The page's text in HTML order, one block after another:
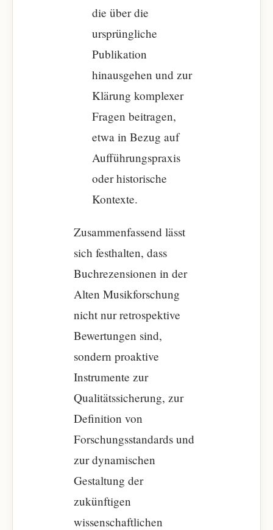
die über die
ursprüngliche
Publikation
hinausgehen und zur
Klärung komplexer
Fragen beitragen,
etwa in Bezug auf
Aufführungspraxis
oder historische
Kontexte.
Zusammenfassend lässt
sich festhalten, dass
Buchrezensionen in der
Alten Musikforschung
nicht nur retrospektive
Bewertungen sind,
sondern proaktive
Instrumente zur
Qualitätssicherung, zur
Definition von
Forschungsstandards und
zur dynamischen
Gestaltung der
zukünftigen
wissenschaftlichen